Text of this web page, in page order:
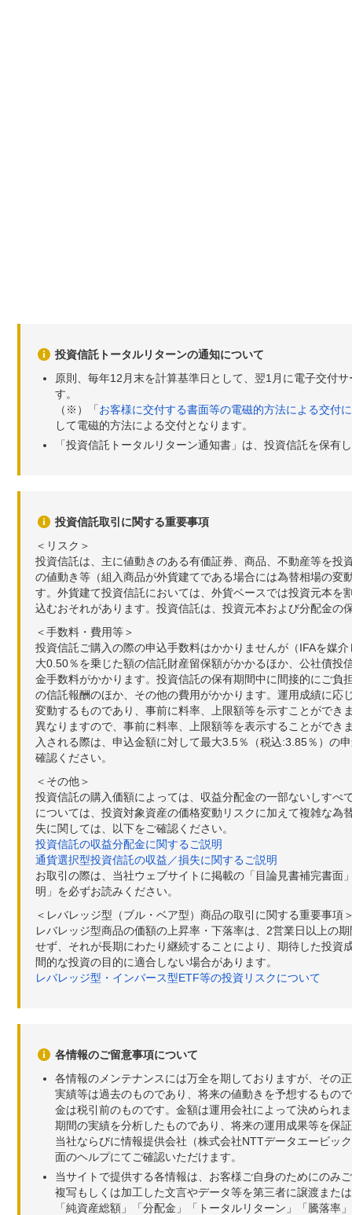
投資信託トータルリターンの通知について
原則、毎年12月末を計算基準日として、翌1月に電子交付
す。
（※）「お客様に交付する書面等の電磁的方法による交付
して電磁的方法による交付となります。
「投資信託トータルリターン通知書」は、投資信託を保有
投資信託取引に関する重要事項
＜リスク＞
投資信託は、主に値動きのある有価証券、商品、不動産等を
の値動き等（組入商品が外貨建てである場合には為替相場の
す。外貨建て投資信託においては、外貨ベースでは投資元本
込むおそれがあります。投資信託は、投資元本および分配金の
＜手数料・費用等＞
投資信託ご購入の際の申込手数料はかかりませんが（IFAを媒
大0.50％を乗じた額の信託財産留保額がかかるほか、公社債
金手数料がかかります。投資信託の保有期間中に間接的にご
の信託報酬のほか、その他の費用がかかります。運用成績に
変動するものであり、事前に料率、上限額等を示すことがで
異なりますので、事前に料率、上限額等を表示することがで
入される際は、申込金額に対して最大3.5％（税込:3.85％）の
確認ください。
＜その他＞
投資信託の購入価額によっては、収益分配金の一部ないしす
については、投資対象資産の価格変動リスクに加えて複雑な
失に関しては、以下をご確認ください。
投資信託の収益分配金に関するご説明
通貨選択型投資信託の収益／損失に関するご説明
お取引の際は、当社ウェブサイトに掲載の「目論見書補完書
明」を必ずお読みください。
＜レバレッジ型（ブル・ベア型）商品の取引に関する重要事項
レバレッジ型商品の価額の上昇率・下落率は、2営業日以上の
せず、それが長期にわたり継続することにより、期待した投
間的な投資の目的に適合しない場合があります。
レバレッジ型・インバース型ETF等の投資リスクについて
各情報のご留意事項について
各情報のメンテナンスには万全を期しておりますが、その
実績等は過去のものであり、将来の値動きを予想するもの
金は税引前のものです。金額は運用会社によって決められ
期間の実績を分析したものであり、将来の運用成果等を保
当社ならびに情報提供会社（株式会社NTTデータエービッ
面のヘルプにてご確認いただけます。
当サイトで提供する各情報は、お客様ご自身のためにのみ
複写もしくは加工した文言やデータ等を第三者に譲渡また
「純資産総額」「分配金」「トータルリターン」「騰落